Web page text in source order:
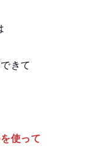
きて
使って